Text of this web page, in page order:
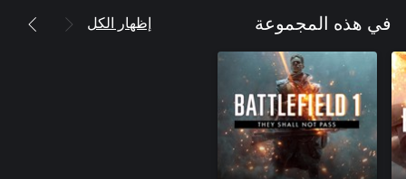
في هذه المجموعة إظهار الكل